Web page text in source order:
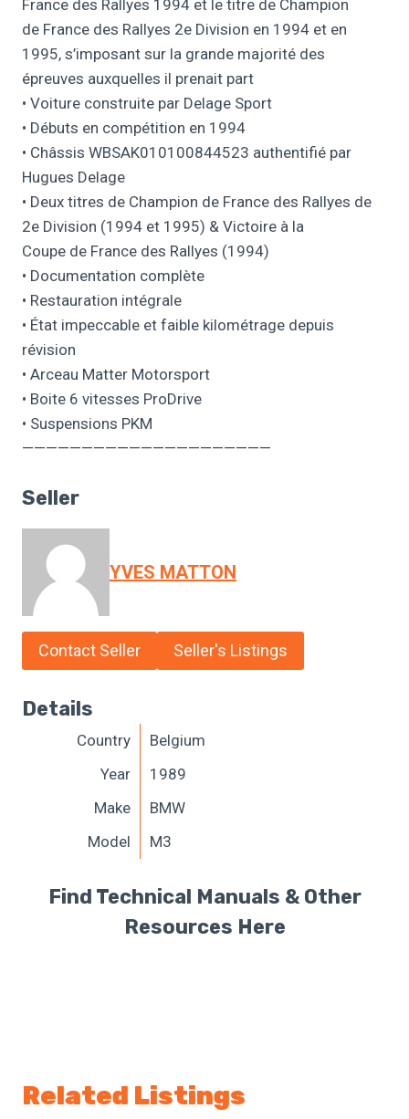
France des Rallyes 1994 et le titre de Champion
de France des Rallyes 2e Division en 1994 et en
1995, s’imposant sur la grande majorité des
épreuves auxquelles il prenait part
• Voiture construite par Delage Sport
• Débuts en compétition en 1994
• Châssis WBSAK010100844523 authentifié par
Hugues Delage
• Deux titres de Champion de France des Rallyes de
2e Division (1994 et 1995) & Victoire à la
Coupe de France des Rallyes (1994)
• Documentation complète
• Restauration intégrale
• État impeccable et faible kilométrage depuis
révision
• Arceau Matter Motorsport
• Boite 6 vitesses ProDrive
• Suspensions PKM
—————————————————————
Seller
YVES MATTON
Contact Seller Seller's Listings
Details
Country
Belgium
Year
1989
Make
BMW
Model
M3
Find Technical Manuals & Other
Resources Here
Related Listings